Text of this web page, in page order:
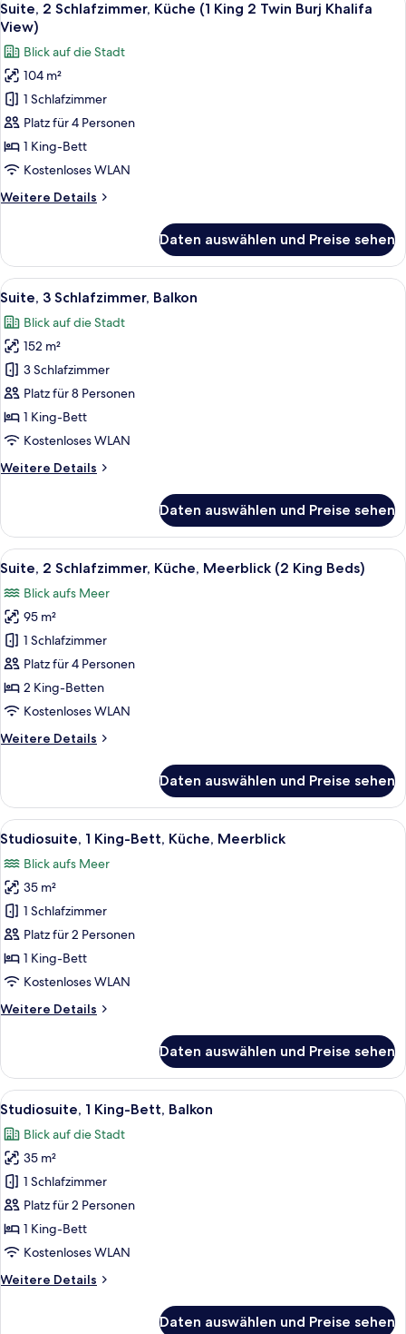
Meerblick
(1
2
Twin)
Fotos
für
Suite,
2 Schlafzimmer,
Küche
(1
King
2
Burj
anzeigen
11
Suite, 2 Schlafzimmer, Küche (1 King 2 Twin Burj Khalifa
View)
Blick auf die Stadt
104 m²
1 Schlafzimmer
Platz für 4 Personen
1 King-Bett
Kostenloses WLAN
Weitere Details
Weitere
2 Schlafzimmer,
Küche
(1
2
Twin
Burj
Khalifa
View)
Daten auswählen und Preise sehen
Alle
Fotos
für
Suite,
3 Schlafzimmer,
Balkon
anzeigen
Ein Hotelzimmer mit zwei Betten,
13
Suite, 3 Schlafzimmer, Balkon
Blick auf die Stadt
152 m²
3 Schlafzimmer
Platz für 8 Personen
1 King-Bett
Kostenloses WLAN
Weitere Details
Weitere
3 Schlafzimmer,
Balkon
Daten auswählen und Preise sehen
Alle
Fotos
für
Suite,
2 Schlafzimmer,
Küche,
Meerblick
(2
Beds)
Eine moderne Küche mit
17
Suite, 2 Schlafzimmer, Küche, Meerblick (2 King Beds)
Blick aufs Meer
95 m²
1 Schlafzimmer
Platz für 4 Personen
2 King-Betten
Kostenloses WLAN
Weitere Details
Weitere
2 Schlafzimmer,
Küche,
Meerblick
King
Beds)
Daten auswählen und Preise sehen
Alle
Fotos
für
Studiosuite,
1 King-
Bett,
Küche,
Meerblick
Ein modernes Hotelzimmer mit
7
Studiosuite, 1 King-Bett, Küche, Meerblick
Blick aufs Meer
35 m²
1 Schlafzimmer
Platz für 2 Personen
1 King-Bett
Kostenloses WLAN
Weitere Details
Weitere
1 King-
Bett,
Küche,
Daten auswählen und Preise sehen
Alle
Fotos
für
Studiosuite,
1 King-
Bett,
Balkon
anzeigen
Ein modernes Hotelzimmer mit
7
Studiosuite, 1 King-Bett, Balkon
Blick auf die Stadt
35 m²
1 Schlafzimmer
Platz für 2 Personen
1 King-Bett
Kostenloses WLAN
Weitere Details
Weitere
Daten auswählen und Preise sehen